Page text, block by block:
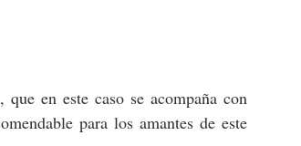
, que en este caso se acompaña con
para los amantes de este